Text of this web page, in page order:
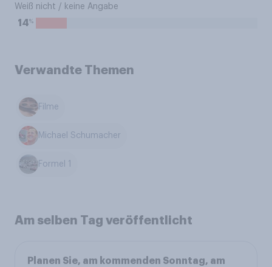
Weiß nicht / keine Angabe
14%
Verwandte Themen
Filme
Michael Schumacher
Formel 1
Am selben Tag veröffentlicht
Planen Sie, am kommenden Sonntag, am